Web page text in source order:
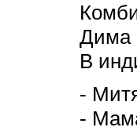
Дима
В
-
-